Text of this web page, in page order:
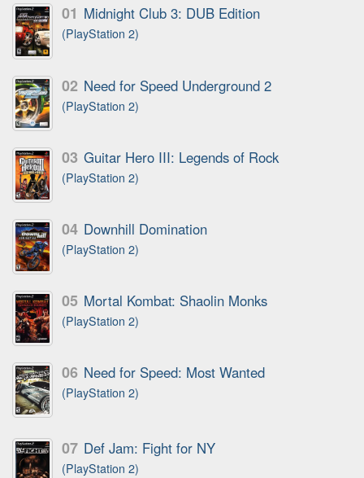
01 Midnight Club 3: DUB Edition
(PlayStation 2)
02 Need for Speed Underground 2
(PlayStation 2)
03 Guitar Hero III: Legends of Rock
(PlayStation 2)
04 Downhill Domination
(PlayStation 2)
05 Mortal Kombat: Shaolin Monks
(PlayStation 2)
06 Need for Speed: Most Wanted
(PlayStation 2)
07 Def Jam: Fight for NY
(PlayStation 2)